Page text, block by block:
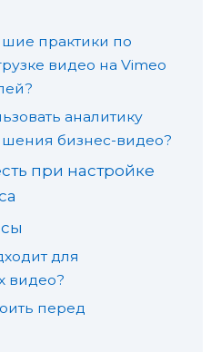
практики по
видео на Vimeo
аналитику
бизнес-видео?
при настройке
для
видео?
перед